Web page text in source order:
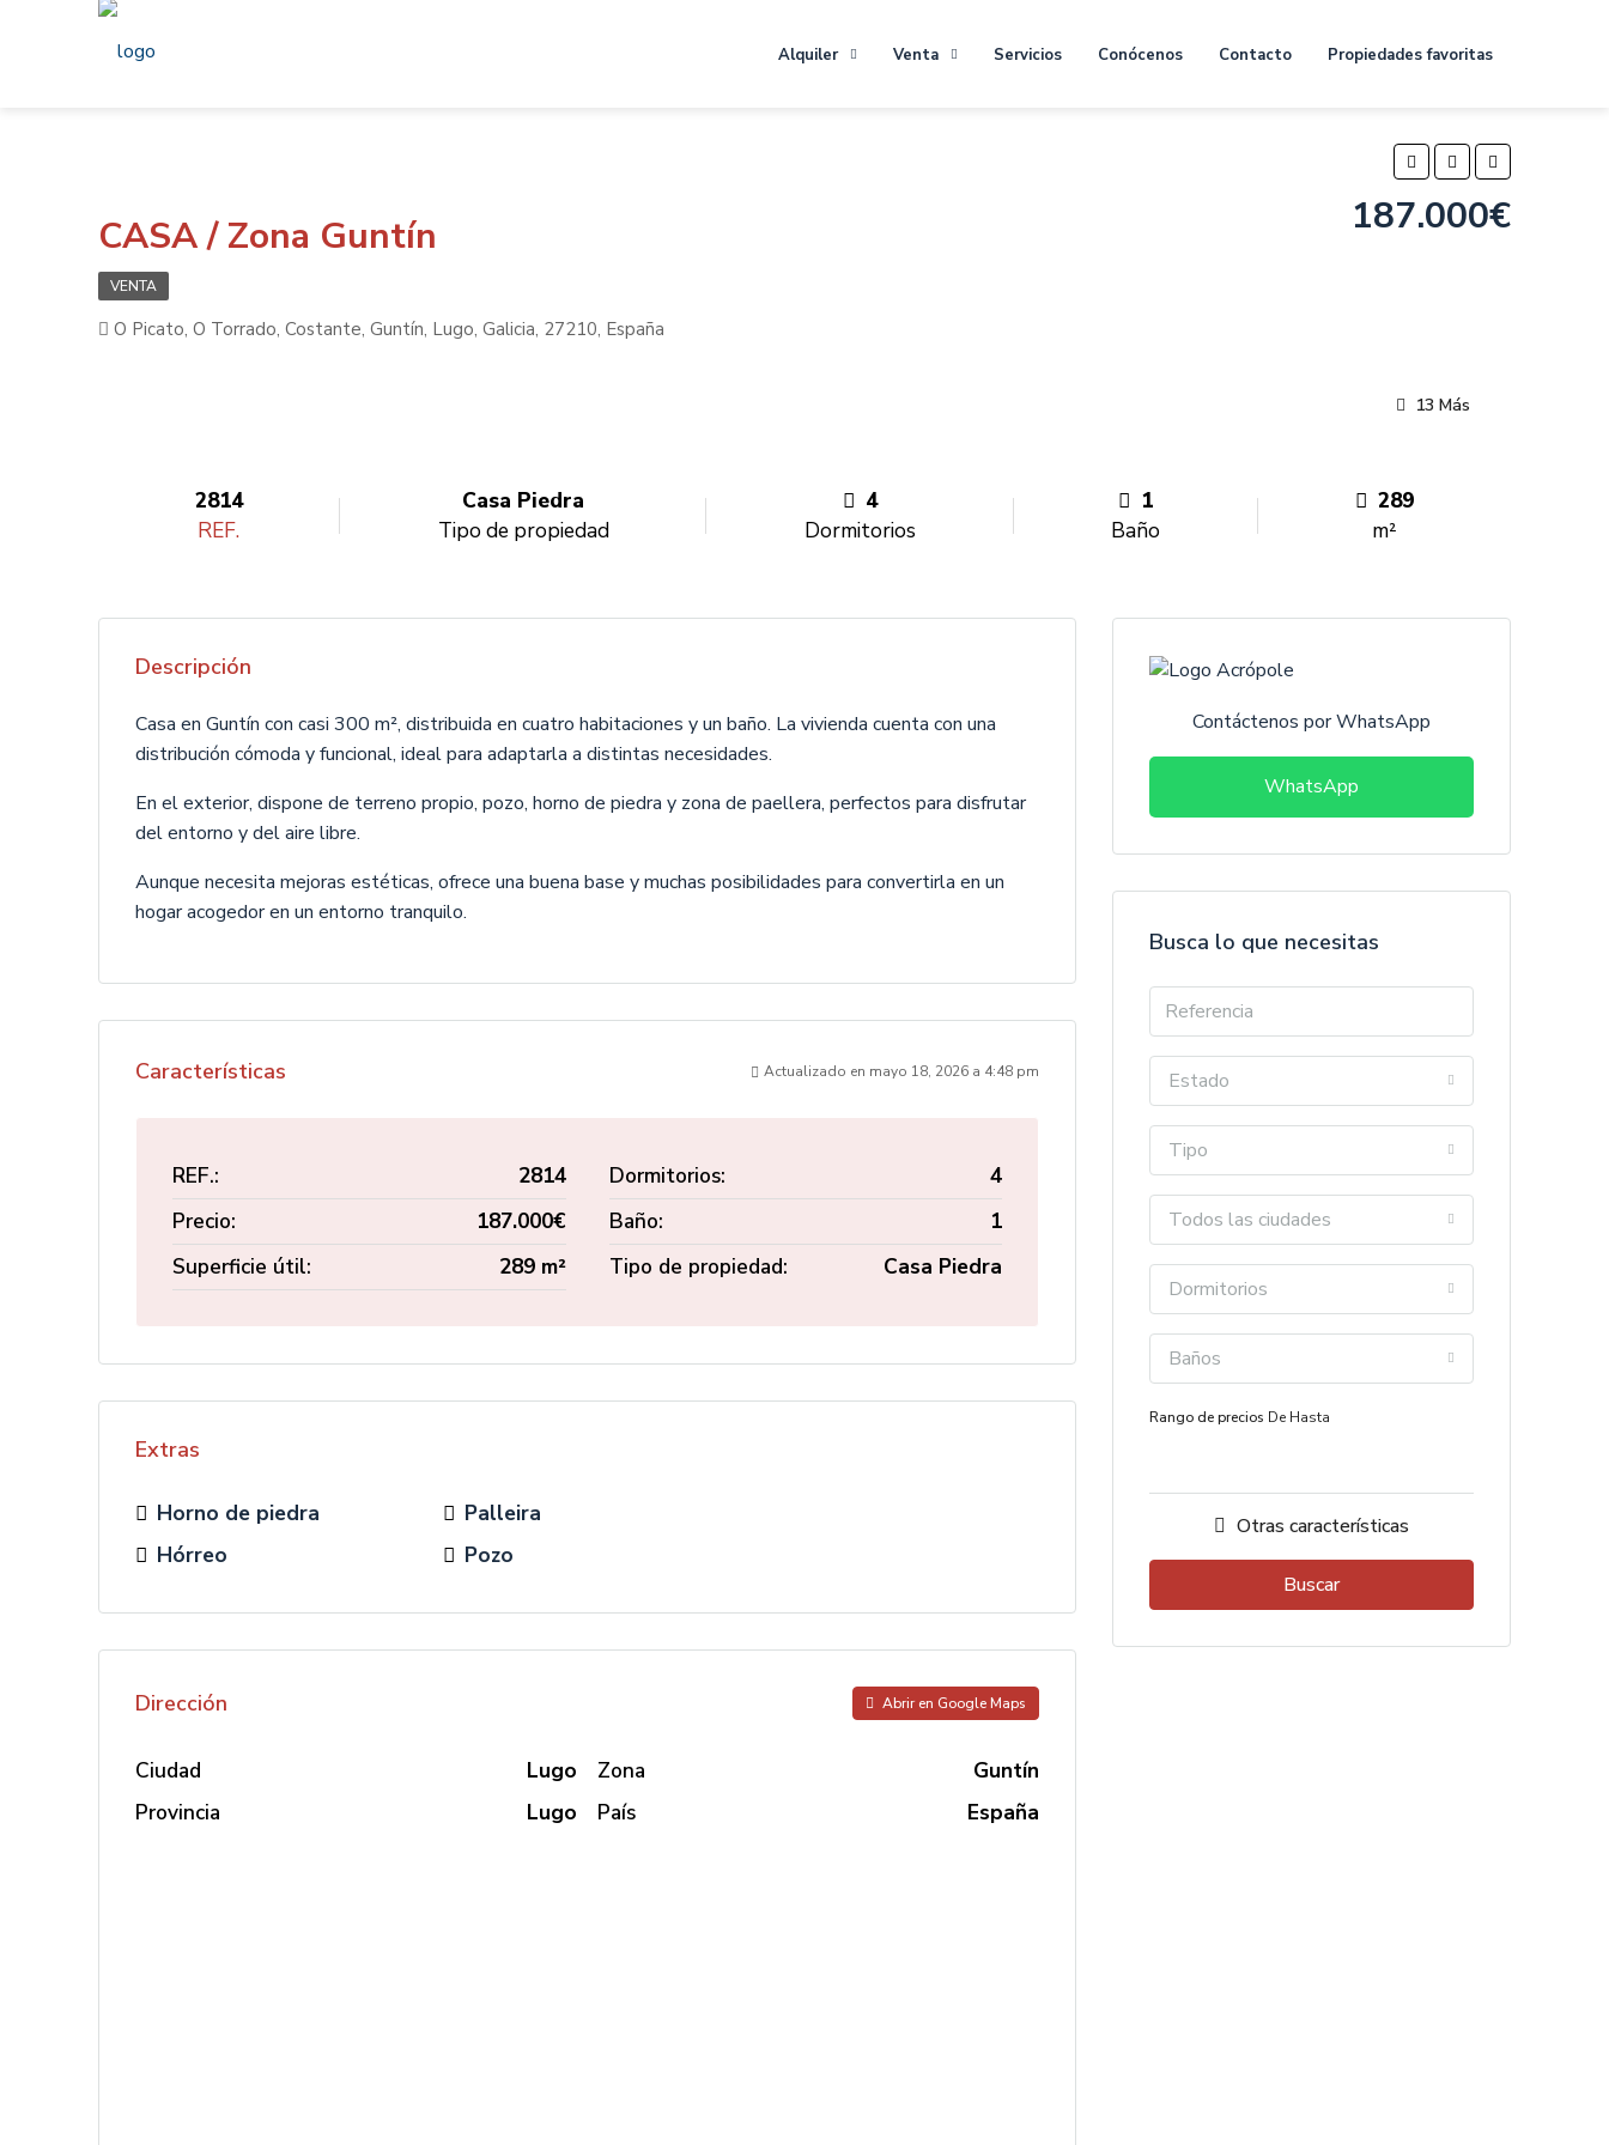
Alquiler Venta Servicios Conócenos Contacto Propiedades favoritas
CASA / Zona Guntín 187.000€
VENTA
O Picato, O Torrado, Costante, Guntín, Lugo, Galicia, 27210, España
13 Más
2814
REF.
Casa Piedra
Tipo de propiedad
4
Dormitorios
1
Baño
289
m²
Descripción
Casa en Guntín con casi 300 m², distribuida en cuatro habitaciones y un baño. La vivienda cuenta con una
distribución cómoda y funcional, ideal para adaptarla a distintas necesidades.
En el exterior, dispone de terreno propio, pozo, horno de piedra y zona de paellera, perfectos para disfrutar
del entorno y del aire libre.
Aunque necesita mejoras estéticas, ofrece una buena base y muchas posibilidades para convertirla en un
hogar acogedor en un entorno tranquilo.
Características Actualizado en mayo 18, 2026 a 4:48 pm
REF.:
2814
Precio:
187.000€
Superficie útil:
289 m²
Dormitorios:
4
Baño:
1
Tipo de propiedad:
Casa Piedra
Extras
Horno de piedra
Hórreo
Palleira
Pozo
Dirección Abrir en Google Maps
Ciudad
Lugo
Provincia
Lugo
Zona
Guntín
País
España
Contáctenos por WhatsApp
WhatsApp
Busca lo que necesitas
Estado
Tipo
Todos las ciudades
Dormitorios
Baños
Rango de precios De Hasta
Otras características
Buscar